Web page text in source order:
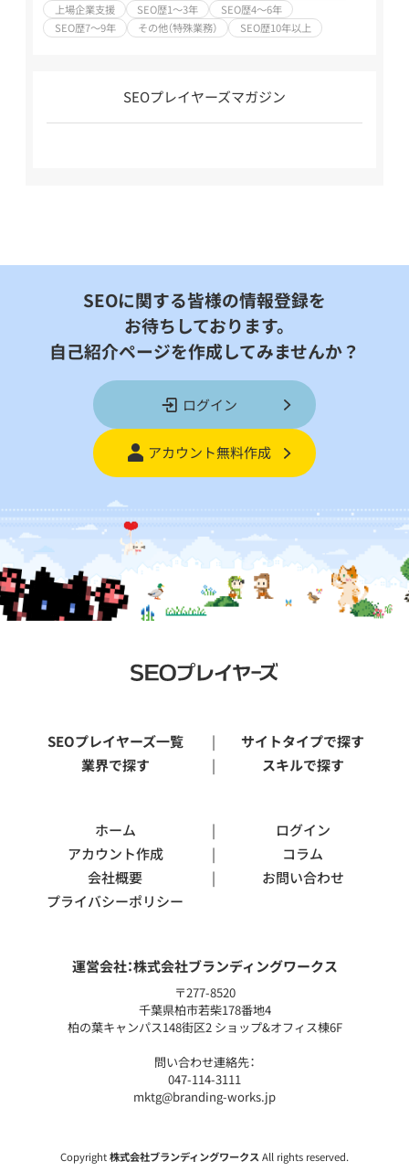
上場企業支援
SEO歴1～3年
SEO歴4～6年
SEO歴7～9年
その他（特殊業務） SEO歴10年以上
SEOプレイヤーズマガジン
SEOに関する皆様の情報登録を
お待ちしております。
自己紹介ページを作成してみませんか？
ログイン
アカウント無料作成
運営会社：株式会社ブランディングワークス
〒277-8520
千葉県柏市若柴178番地4
柏の葉キャンパス148街区2 ショップ&オフィス棟6F
問い合わせ連絡先：
047-114-3111
mktg@branding-works.jp
SEOプレイヤーズ一覧
サイトタイプで探す
業界で探す
スキルで探す
ホーム
ログイン
アカウント作成
コラム
会社概要
お問い合わせ
プライバシーポリシー
Copyright株式会社ブランディングワークス All rights reserved.